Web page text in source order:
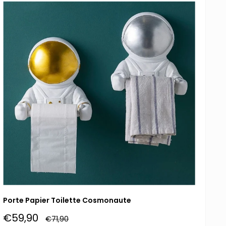
Porte Papier Toilette Cosmonaute
Prix
€59,90 Prix
€71,90